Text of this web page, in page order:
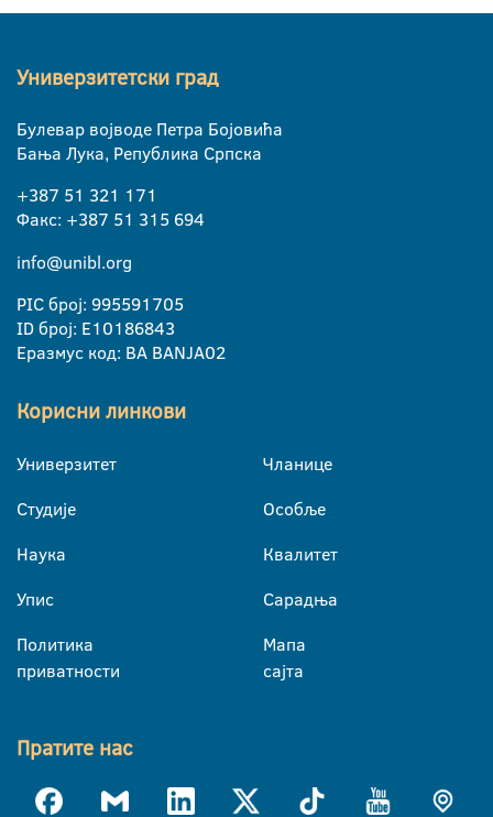
Универзитетски град
Булевар војводе Петра Бојовића
Бања Лука, Република Српска
+387 51 321 171
Факс: +387 51 315 694
info@unibl.org
PIC број: 995591705
ID број: E10186843
Еразмус код: BA BANJA02
Корисни линкови
Универзитет
Студије
Наука
Упис
Политика
приватности
Чланице
Особље
Квалитет
Сарадња
Мапа
сајта
Пратите нас